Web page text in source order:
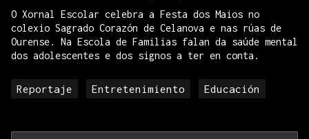
O Xornal Escolar celebra a Festa dos Maios no
colexio Sagrado Corazón de Celanova e nas rúas de
Ourense. Na Escola de Familias falan da saúde mental
dos adolescentes e dos signos a ter en conta.
Reportaje Entretenimiento Educación